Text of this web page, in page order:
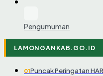
Pengumuman
LAMONGANKAB.GO.ID
01Puncak Peringatan